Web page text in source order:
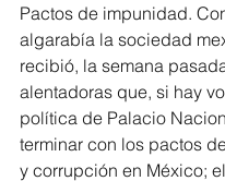
Pactos de impunidad.
algarabía la sociedad
recibió, la semana
alentadoras que, si hay
política de Palacio
terminar con los pactos
y corrupción en México;